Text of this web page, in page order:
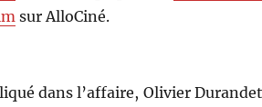
sur AlloCiné.
dans l’affaire, Olivier